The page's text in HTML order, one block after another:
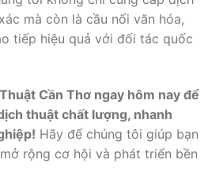
mà còn là cầu nối văn hóa,
tiếp hiệu quả với đối tác quốc
Cần Thơ ngay hôm nay để
thuật chất lượng, nhanh
Hãy để chúng tôi giúp bạn
rộng cơ hội và phát triển bền